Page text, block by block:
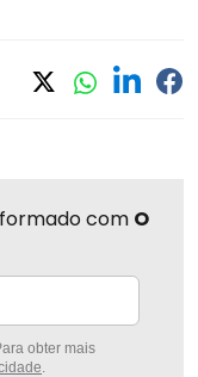
com O
obter mais
.